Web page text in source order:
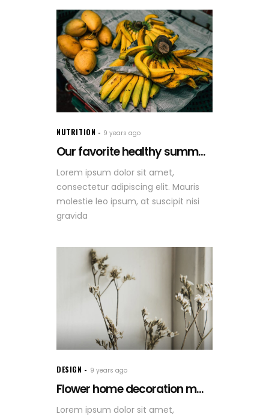
NUTRITION 9 years ago
Our favorite healthy summ...
Lorem ipsum dolor sit amet,
consectetur adipiscing elit. Mauris
molestie leo ipsum, at suscipit nisi
gravida
DESIGN 9 years ago
Flower home decoration m...
Lorem ipsum dolor sit amet,